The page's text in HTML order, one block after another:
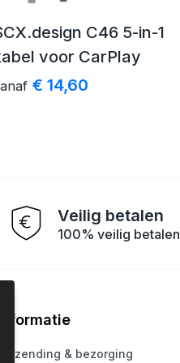
C46 5-in-1
voor CarPlay
€ 14,60
Veilig betalen
100% veilig betalen
Verzending & bezorging